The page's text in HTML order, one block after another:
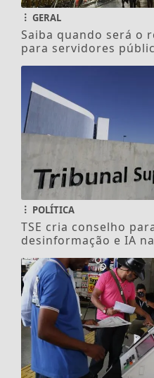
GERAL
Saiba quando será o
para servidores
POLÍTICA
TSE cria conselho
desinformação e IA